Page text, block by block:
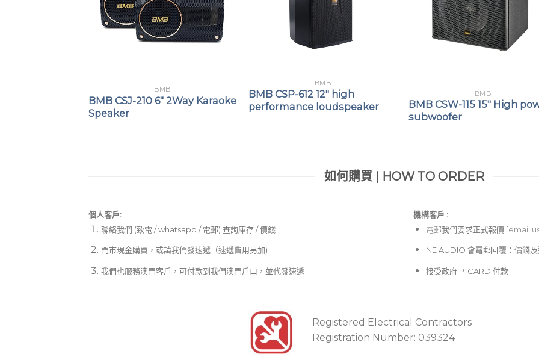
BMB
BMB CSJ-210 6″ 2Way Karaoke
Speaker
BMB
BMB CSP-612 12″ high
performance loudspeaker
BMB
BMB CSW-115 15″ High
subwoofer
如何購買 | HOW TO ORDER
個人客戶:
聯絡我們 (致電 / whatsapp / 電郵) 查詢庫存 / 價錢
門市現金購買，或請我們發速遞（速遞費用另加)
我們也服務澳門客戶，可付款到我們澳門戶口，並代發速遞
機構客戶 :​
電郵我們要求正式報價 [email
NE AUDIO 會電郵回覆：價錢
接受政府 P-CARD 付款
Registered Electrical Contractors
Registration Number: 039324